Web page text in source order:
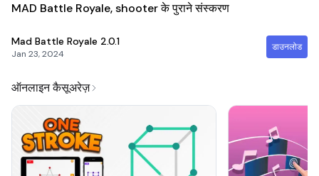
MAD Battle Royale, shooter के पुराने संस्करण
Mad Battle Royale 2.0.1
Jan 23, 2024
डाउनलोड
ऑनलाइन कैसूअरेज़